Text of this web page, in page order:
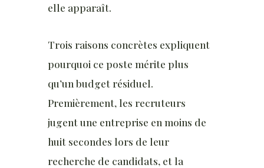
elle apparaît.
Trois raisons concrètes expliquent
pourquoi ce poste mérite plus
qu’un budget résiduel.
Premièrement, les recruteurs
jugent une entreprise en moins de
huit secondes lors de leur
recherche de candidats, et la